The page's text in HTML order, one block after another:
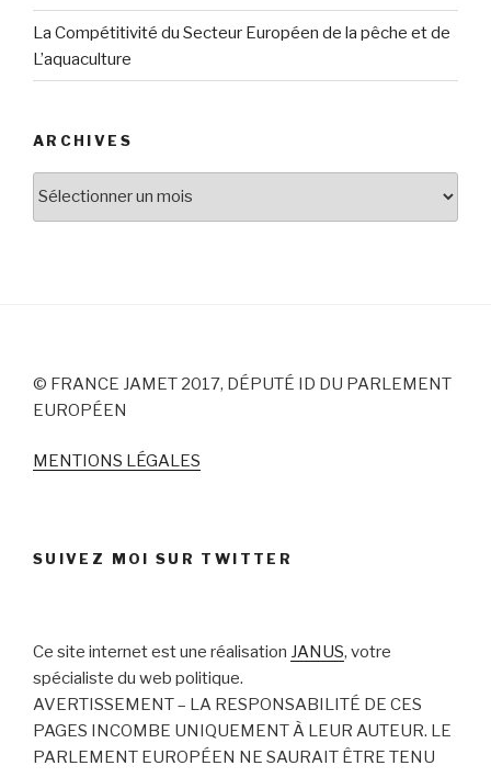
La Compétitivité du Secteur Européen de la pêche et de
L’aquaculture
ARCHIVES
© FRANCE JAMET 2017, DÉPUTÉ ID DU PARLEMENT
EUROPÉEN
MENTIONS LÉGALES
SUIVEZ MOI SUR TWITTER
Ce site internet est une réalisation JANUS, votre
spécialiste du web politique.
AVERTISSEMENT – LA RESPONSABILITÉ DE CES
PAGES INCOMBE UNIQUEMENT À LEUR AUTEUR. LE
PARLEMENT EUROPÉEN NE SAURAIT ÊTRE TENU